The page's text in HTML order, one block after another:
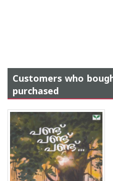
Customers who
purchased